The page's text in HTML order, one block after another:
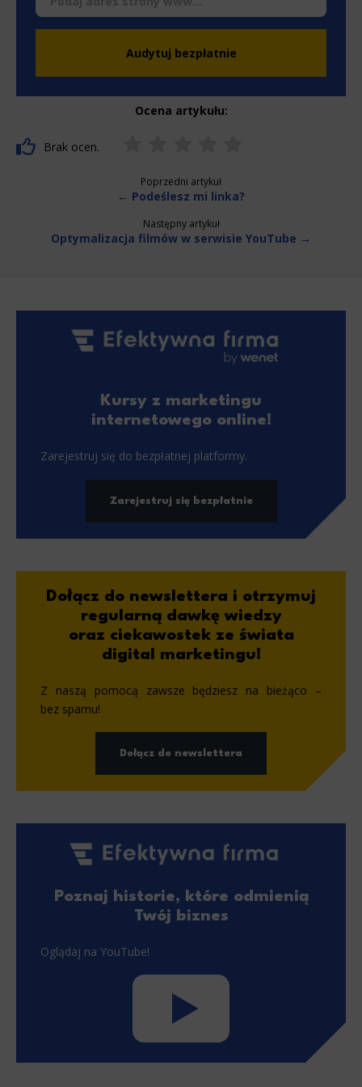
wpływu na zgodność z prawem przetwarzania, którego
dokonano na podstawie zgody przed jej cofnięciem.*
Audytuj bezpłatnie
Ocena artykułu:
Brak ocen.
Poprzedni artykuł
← Podeślesz mi linka?
Następny artykuł
Optymalizacja filmów w serwisie YouTube →
Kursy z marketingu
internetowego online!
Zarejestruj się do bezpłatnej platformy.
Zarejestruj się bezpłatnie
Dołącz do newslettera i otrzymuj
regularną dawkę wiedzy
oraz ciekawostek ze świata
digital marketingu!
Z naszą pomocą zawsze będziesz na bieżąco –
bez spamu!
Dołącz do newslettera
Poznaj historie, które odmienią
Twój biznes
Oglądaj na YouTube!